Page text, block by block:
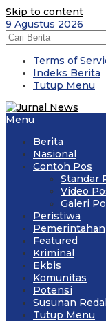
Skip to content
9 Agustus 2026
Terms of
Indeks Berita
Tutup Menu
Menu
Berita
Nasional
Contoh Pos
Standar
Video
Galeri
Peristiwa
Pemerintahan
Featured
Kriminal
Ekbis
Komunitas
Potensi
Susunan
Tutup Menu